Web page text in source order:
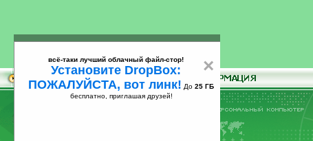
×
всё-таки лучший облачный файл-стор!
Установите DropBox:
ПОЖАЛУЙСТА, вот линк! До 25 ГБ
бесплатно, приглашая друзей!